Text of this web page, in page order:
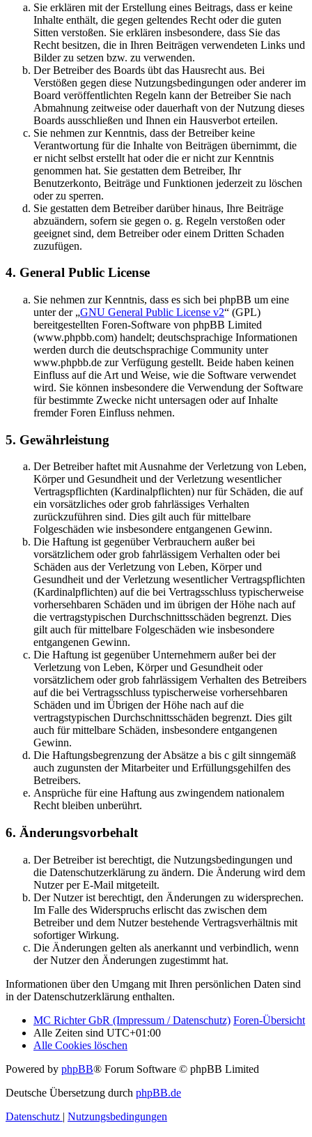
Sie erklären mit der Erstellung eines Beitrags, dass er keine
Inhalte enthält, die gegen geltendes Recht oder die guten
Sitten verstoßen. Sie erklären insbesondere, dass Sie das
Recht besitzen, die in Ihren Beiträgen verwendeten Links und
Bilder zu setzen bzw. zu verwenden.
Der Betreiber des Boards übt das Hausrecht aus. Bei
Verstößen gegen diese Nutzungsbedingungen oder anderer im
Board veröffentlichten Regeln kann der Betreiber Sie nach
Abmahnung zeitweise oder dauerhaft von der Nutzung dieses
Boards ausschließen und Ihnen ein Hausverbot erteilen.
Sie nehmen zur Kenntnis, dass der Betreiber keine
Verantwortung für die Inhalte von Beiträgen übernimmt, die
er nicht selbst erstellt hat oder die er nicht zur Kenntnis
genommen hat. Sie gestatten dem Betreiber, Ihr
Benutzerkonto, Beiträge und Funktionen jederzeit zu löschen
oder zu sperren.
Sie gestatten dem Betreiber darüber hinaus, Ihre Beiträge
abzuändern, sofern sie gegen o. g. Regeln verstoßen oder
geeignet sind, dem Betreiber oder einem Dritten Schaden
zuzufügen.
4. General Public License
Sie nehmen zur Kenntnis, dass es sich bei phpBB um eine
unter der „GNU General Public License v2“ (GPL)
bereitgestellten Foren-Software von phpBB Limited
(www.phpbb.com) handelt; deutschsprachige Informationen
werden durch die deutschsprachige Community unter
www.phpbb.de zur Verfügung gestellt. Beide haben keinen
Einfluss auf die Art und Weise, wie die Software verwendet
wird. Sie können insbesondere die Verwendung der Software
für bestimmte Zwecke nicht untersagen oder auf Inhalte
fremder Foren Einfluss nehmen.
5. Gewährleistung
Der Betreiber haftet mit Ausnahme der Verletzung von Leben,
Körper und Gesundheit und der Verletzung wesentlicher
Vertragspflichten (Kardinalpflichten) nur für Schäden, die auf
ein vorsätzliches oder grob fahrlässiges Verhalten
zurückzuführen sind. Dies gilt auch für mittelbare
Folgeschäden wie insbesondere entgangenen Gewinn.
Die Haftung ist gegenüber Verbrauchern außer bei
vorsätzlichem oder grob fahrlässigem Verhalten oder bei
Schäden aus der Verletzung von Leben, Körper und
Gesundheit und der Verletzung wesentlicher Vertragspflichten
(Kardinalpflichten) auf die bei Vertragsschluss typischerweise
vorhersehbaren Schäden und im übrigen der Höhe nach auf
die vertragstypischen Durchschnittsschäden begrenzt. Dies
gilt auch für mittelbare Folgeschäden wie insbesondere
entgangenen Gewinn.
Die Haftung ist gegenüber Unternehmern außer bei der
Verletzung von Leben, Körper und Gesundheit oder
vorsätzlichem oder grob fahrlässigem Verhalten des Betreibers
auf die bei Vertragsschluss typischerweise vorhersehbaren
Schäden und im Übrigen der Höhe nach auf die
vertragstypischen Durchschnittsschäden begrenzt. Dies gilt
auch für mittelbare Schäden, insbesondere entgangenen
Gewinn.
Die Haftungsbegrenzung der Absätze a bis c gilt sinngemäß
auch zugunsten der Mitarbeiter und Erfüllungsgehilfen des
Betreibers.
Ansprüche für eine Haftung aus zwingendem nationalem
Recht bleiben unberührt.
6. Änderungsvorbehalt
Der Betreiber ist berechtigt, die Nutzungsbedingungen und
die Datenschutzerklärung zu ändern. Die Änderung wird dem
Nutzer per E-Mail mitgeteilt.
Der Nutzer ist berechtigt, den Änderungen zu widersprechen.
Im Falle des Widerspruchs erlischt das zwischen dem
Betreiber und dem Nutzer bestehende Vertragsverhältnis mit
sofortiger Wirkung.
Die Änderungen gelten als anerkannt und verbindlich, wenn
der Nutzer den Änderungen zugestimmt hat.
Informationen über den Umgang mit Ihren persönlichen Daten sind
in der Datenschutzerklärung enthalten.
MC Richter GbR (Impressum / Datenschutz) Foren-Übersicht
Alle Zeiten sind UTC+01:00
Alle Cookies löschen
Powered by phpBB® Forum Software © phpBB Limited
Deutsche Übersetzung durch phpBB.de
Datenschutz | Nutzungsbedingungen